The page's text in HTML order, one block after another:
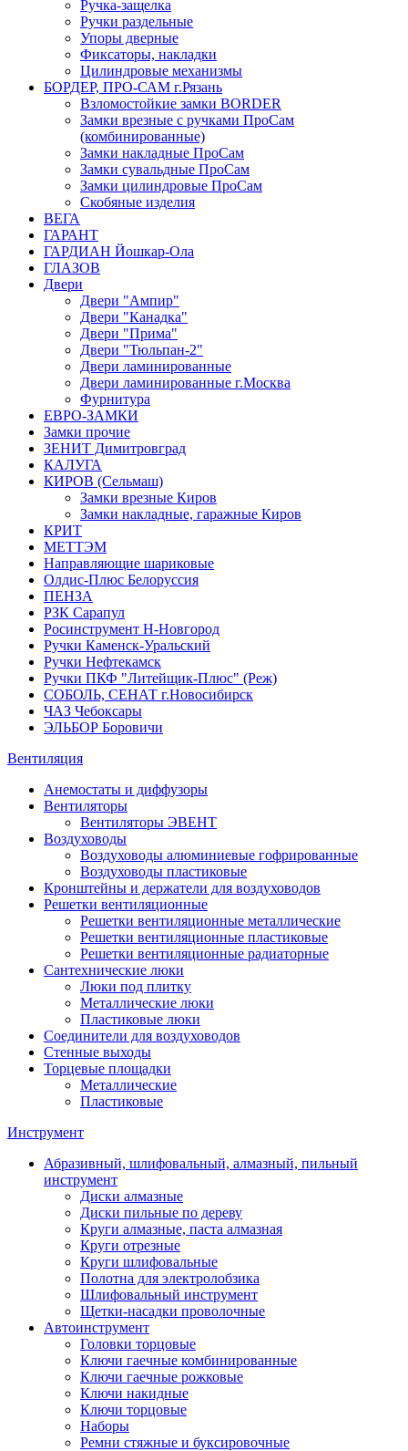
Ручка-защелка
Ручки раздельные
Упоры дверные
Фиксаторы, накладки
Цилиндровые механизмы
БОРДЕР, ПРО-САМ г.Рязань
Взломостойкие замки BORDER
Замки врезные с ручками ПроСам
(комбинированные)
Замки накладные ПроСам
Замки сувальдные ПроСам
Замки цилиндровые ПроСам
Скобяные изделия
ВЕГА
ГАРАНТ
ГАРДИАН Йошкар-Ола
ГЛАЗОВ
Двери
Двери "Ампир"
Двери "Канадка"
Двери "Прима"
Двери "Тюльпан-2"
Двери ламинированные
Двери ламинированные г.Москва
Фурнитура
ЕВРО-ЗАМКИ
Замки прочие
ЗЕНИТ Димитровград
КАЛУГА
КИРОВ (Сельмаш)
Замки врезные Киров
Замки накладные, гаражные Киров
КРИТ
МЕТТЭМ
Направляющие шариковые
Олдис-Плюс Белоруссия
ПЕНЗА
РЗК Сарапул
Росинструмент Н-Новгород
Ручки Каменск-Уральский
Ручки Нефтекамск
Ручки ПКФ "Литейщик-Плюс" (Реж)
СОБОЛЬ, СЕНАТ г.Новосибирск
ЧАЗ Чебоксары
ЭЛЬБОР Боровичи
Вентиляция
Анемостаты и диффузоры
Вентиляторы
Вентиляторы ЭВЕНТ
Воздуховоды
Воздуховоды алюминиевые гофрированные
Воздуховоды пластиковые
Кронштейны и держатели для воздуховодов
Решетки вентиляционные
Решетки вентиляционные металлические
Решетки вентиляционные пластиковые
Решетки вентиляционные радиаторные
Сантехнические люки
Люки под плитку
Металлические люки
Пластиковые люки
Соединители для воздуховодов
Стенные выходы
Торцевые площадки
Металлические
Пластиковые
Инструмент
Абразивный, шлифовальный, алмазный, пильный
инструмент
Диски алмазные
Диски пильные по дереву
Круги алмазные, паста алмазная
Круги отрезные
Круги шлифовальные
Полотна для электролобзика
Шлифовальный инструмент
Щетки-насадки проволочные
Автоинструмент
Головки торцовые
Ключи гаечные комбинированные
Ключи гаечные рожковые
Ключи накидные
Ключи торцовые
Наборы
Ремни стяжные и буксировочные